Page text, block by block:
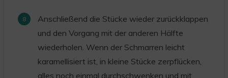
Anschließend die Stücke wieder zurückklappen
und den Vorgang mit der anderen Hälfte
wiederholen. Wenn der Schmarren leicht
karamellisiert ist, in kleine Stücke zerpflücken,
alles noch einmal durchschwenken und mit